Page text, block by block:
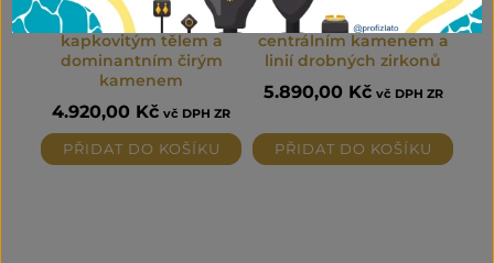
Zlaté náušnice s
kapkovitým tělem a
dominantním čirým
kamenem
4.920,00 Kč vč DPH ZR
PŘIDAT DO KOŠÍKU
Zlaté náušnice s
centrálním kamenem a
linií drobných zirkonů
5.890,00 Kč vč DPH ZR
PŘIDAT DO KOŠÍKU